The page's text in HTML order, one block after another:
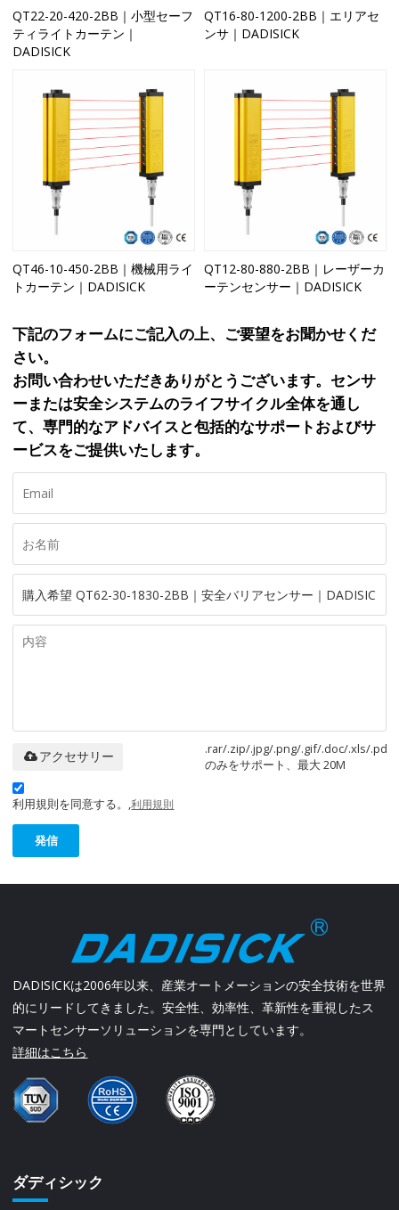
QT22-20-420-2BB｜小型セーフ
ティライトカーテン｜
DADISICK
QT16-80-1200-2BB｜エリアセ
ンサ｜DADISICK
QT46-10-450-2BB｜機械用ライ
トカーテン｜DADISICK
QT12-80-880-2BB｜レーザーカ
ーテンセンサー｜DADISICK
下記のフォームにご記入の上、ご要望をお聞かせくだ
さい。
お問い合わせいただきありがとうございます。センサ
ーまたは安全システムのライフサイクル全体を通し
て、専門的なアドバイスと包括的なサポートおよびサ
ービスをご提供いたします。
.rar/.zip/.jpg/.png/.gif/.doc/.xls/.pdf
のみをサポート、最大 20M
アクセサリー
利用規則を同意する。,利用規則
発信
DADISICKは2006年以来、産業オートメーションの安全技術を世界
的にリードしてきました。安全性、効率性、革新性を重視したス
マートセンサーソリューションを専門としています。
詳細はこちら
ダディシック